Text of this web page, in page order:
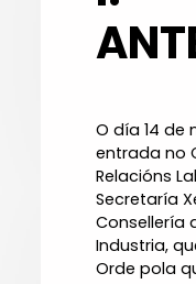
O día 14 de
entrada no
Relacións
Secretaría
Consellería
Industria,
Orde pola